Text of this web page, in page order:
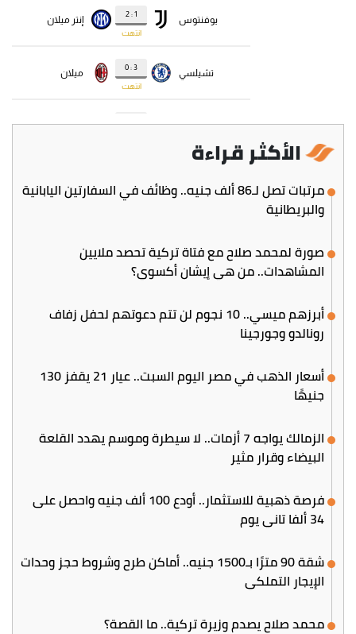
الأكثر قراءة
مرتبات تصل لـ86 ألف جنيه.. وظائف في السفارتين اليابانية
والبريطانية
صورة لمحمد صلاح مع فتاة تركية تحصد ملايين
المشاهدات.. من هي إيشان أكسوي؟
أبرزهم ميسي.. 10 نجوم لن تتم دعوتهم لحفل زفاف
رونالدو وجورجينا
أسعار الذهب في مصر اليوم السبت.. عيار 21 يقفز 130
جنيهًا
الزمالك يواجه 7 أزمات.. لا سيطرة وموسم يهدد القلعة
البيضاء وقرار مثير
فرصة ذهبية للاستثمار.. أودع 100 ألف جنيه واحصل على
34 ألفا تاني يوم
شقة 90 مترًا بـ1500 جنيه.. أماكن طرح وشروط حجز وحدات
الإيجار التملكي
محمد صلاح يصدم وزيرة تركية.. ما القصة؟